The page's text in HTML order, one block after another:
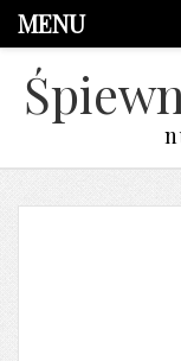
MENU